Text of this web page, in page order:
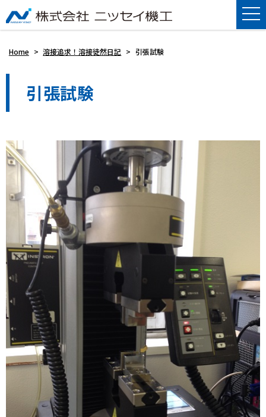
Home > 溶接追求！溶接徒然日記 > 引張試験
引張試験